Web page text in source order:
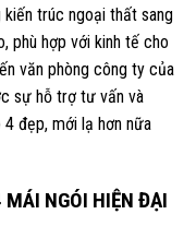
kiến trúc ngoại thất sang
phù hợp với kinh tế cho
văn phòng công ty của
sự hỗ trợ tư vấn và
đẹp, mới lạ hơn nữa
NGÓI HIỆN ĐẠI